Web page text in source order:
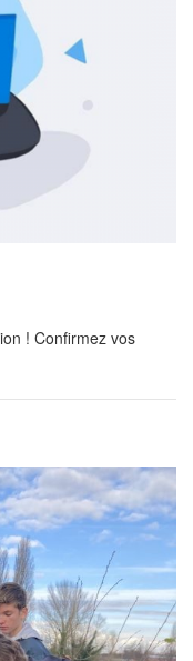
! Confirmez vos